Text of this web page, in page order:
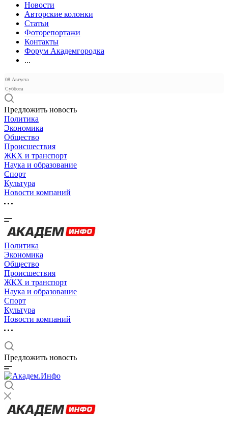
Новости
Авторские колонки
Статьи
Фоторепортажи
Контакты
Форум Академгородка
...
08 Августа
Суббота
Предложить новость
Политика
Экономика
Общество
Происшествия
ЖКХ и транспорт
Наука и образование
Спорт
Культура
Новости компаний
Политика
Экономика
Общество
Происшествия
ЖКХ и транспорт
Наука и образование
Спорт
Культура
Новости компаний
Предложить новость